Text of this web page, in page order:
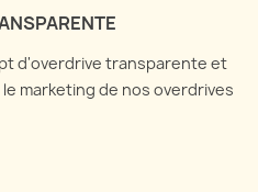
d'overdrive transparente et
marketing de nos overdrives